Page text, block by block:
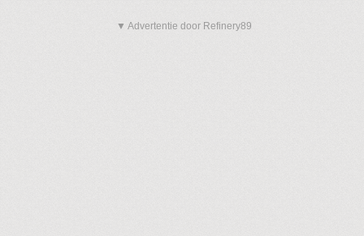
▼ Advertentie door Refinery89